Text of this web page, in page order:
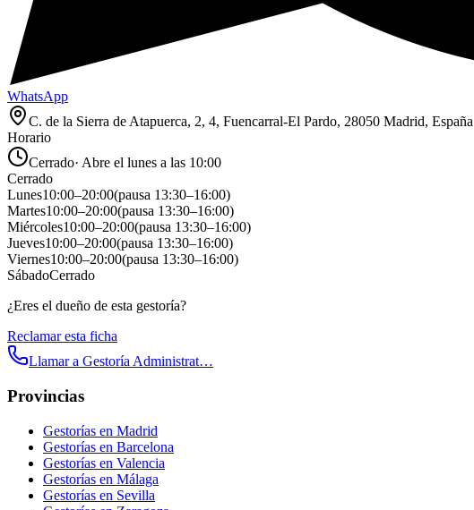
WhatsApp
C. de la Sierra de Atapuerca, 2, 4, Fuencarral-El Pardo, 28050 Madrid, España
Horario
Cerrado· Abre el lunes a las 10:00
Cerrado
Lunes10:00–20:00(pausa 13:30–16:00)
Martes10:00–20:00(pausa 13:30–16:00)
Miércoles10:00–20:00(pausa 13:30–16:00)
Jueves10:00–20:00(pausa 13:30–16:00)
Viernes10:00–20:00(pausa 13:30–16:00)
SábadoCerrado
¿Eres el dueño de esta gestoría?
Reclamar esta ficha
Llamar a Gestoría Administrat…
Provincias
Gestorías en Madrid
Gestorías en Barcelona
Gestorías en Valencia
Gestorías en Málaga
Gestorías en Sevilla